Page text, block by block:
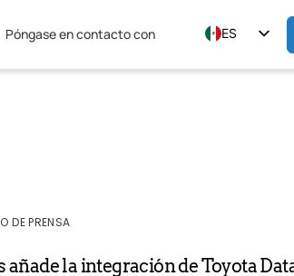
Póngase en contacto con ES
EN
DE PRENSA
la integración de Toyota